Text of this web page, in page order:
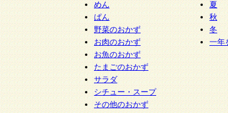
めん
ぱん
野菜のおかず
お肉のおかず
お魚のおかず
たまごのおかず
サラダ
シチュー・スープ
その他のおかず
夏
秋
冬
一年